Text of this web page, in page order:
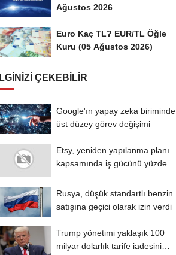
Ağustos 2026
Euro Kaç TL? EUR/TL Öğle
Kuru (05 Ağustos 2026)
İLGINIZI ÇEKEBILIR
Google'ın yapay zeka biriminde
üst düzey görev değişimi
Etsy, yeniden yapılanma planı
kapsamında iş gücünü yüzde
Rusya, düşük standartlı benzin
satışına geçici olarak izin verdi
Trump yönetimi yaklaşık 100
milyar dolarlık tarife iadesini